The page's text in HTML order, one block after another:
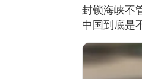
封锁海峡不
中国到底是